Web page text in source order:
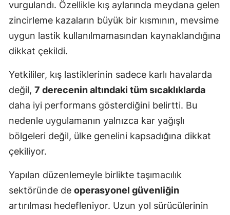
Yozgat
Zonguldak
Bayburt
Karaman
Kırıkkale
Batman
Bartın
Ardahan
vurgulandı. Özellikle kış aylarında meydana gelen
zincirleme kazaların büyük bir kısmının, mevsime
uygun lastik kullanılmamasından kaynaklandığına
dikkat çekildi.
Yetkililer, kış lastiklerinin sadece karlı havalarda
değil, 7 derecenin altındaki tüm sıcaklıklarda
daha iyi performans gösterdiğini belirtti. Bu
nedenle uygulamanın yalnızca kar yağışlı
bölgeleri değil, ülke genelini kapsadığına dikkat
çekiliyor.
Yapılan düzenlemeyle birlikte taşımacılık
sektöründe de operasyonel güvenliğin
artırılması hedefleniyor. Uzun yol sürücülerinin